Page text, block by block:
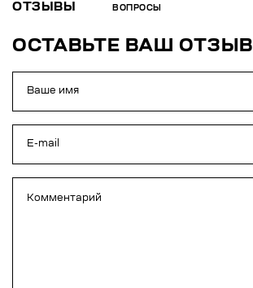
ОТЗЫВЫ ВОПРОСЫ
ОСТАВЬТЕ ВАШ ОТЗЫВ